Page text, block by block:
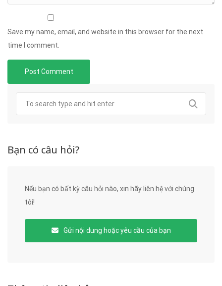
Save my name, email, and website in this browser for the next
time I comment.
Bạn có câu hỏi?
Nếu bạn có bất kỳ câu hỏi nào, xin hãy liên hệ với chúng
tôi!
Gửi nội dung hoặc yêu cầu của bạn